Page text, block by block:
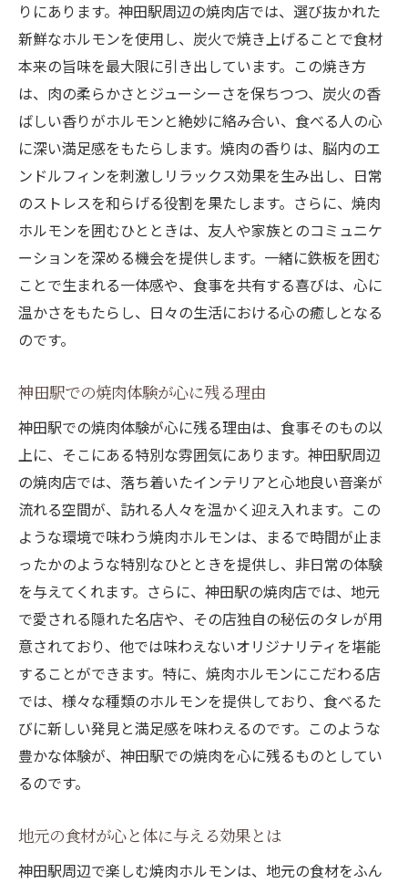
りにあります。神田駅周辺の焼肉店では、選び抜かれた
新鮮なホルモンを使用し、炭火で焼き上げることで食材
本来の旨味を最大限に引き出しています。この焼き方
は、肉の柔らかさとジューシーさを保ちつつ、炭火の香
ばしい香りがホルモンと絶妙に絡み合い、食べる人の心
に深い満足感をもたらします。焼肉の香りは、脳内のエ
ンドルフィンを刺激しリラックス効果を生み出し、日常
のストレスを和らげる役割を果たします。さらに、焼肉
ホルモンを囲むひとときは、友人や家族とのコミュニケ
ーションを深める機会を提供します。一緒に鉄板を囲む
ことで生まれる一体感や、食事を共有する喜びは、心に
温かさをもたらし、日々の生活における心の癒しとなる
のです。
神田駅での焼肉体験が心に残る理由
神田駅での焼肉体験が心に残る理由は、食事そのもの以
上に、そこにある特別な雰囲気にあります。神田駅周辺
の焼肉店では、落ち着いたインテリアと心地良い音楽が
流れる空間が、訪れる人々を温かく迎え入れます。この
ような環境で味わう焼肉ホルモンは、まるで時間が止ま
ったかのような特別なひとときを提供し、非日常の体験
を与えてくれます。さらに、神田駅の焼肉店では、地元
で愛される隠れた名店や、その店独自の秘伝のタレが用
意されており、他では味わえないオリジナリティを堪能
することができます。特に、焼肉ホルモンにこだわる店
では、様々な種類のホルモンを提供しており、食べるた
びに新しい発見と満足感を味わえるのです。このような
豊かな体験が、神田駅での焼肉を心に残るものとしてい
るのです。
地元の食材が心と体に与える効果とは
神田駅周辺で楽しむ焼肉ホルモンは、地元の食材をふん